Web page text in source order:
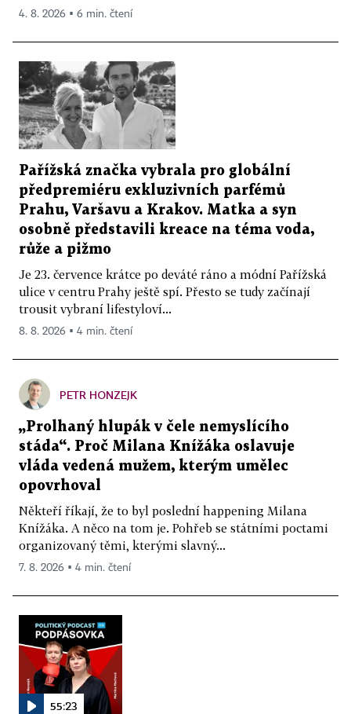
4. 8. 2026 ▪ 6 min. čtení
Pařížská značka vybrala pro globální
předpremiéru exkluzivních parfémů
Prahu, Varšavu a Krakov. Matka a syn
osobně představili kreace na téma voda,
růže a pižmo
Je 23. července krátce po deváté ráno a módní Pařížská
ulice v centru Prahy ještě spí. Přesto se tudy začínají
trousit vybraní lifestyloví...
8. 8. 2026 ▪ 4 min. čtení
PETR HONZEJK
„Prolhaný hlupák v čele nemyslícího
stáda“. Proč Milana Knížáka oslavuje
vláda vedená mužem, kterým umělec
opovrhoval
Někteří říkají, že to byl poslední happening Milana
Knížáka. A něco na tom je. Pohřeb se státními poctami
organizovaný těmi, kterými slavný...
7. 8. 2026 ▪ 4 min. čtení
55:23